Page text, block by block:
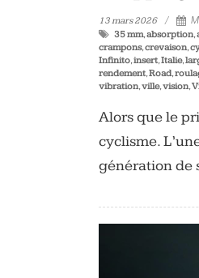
13 mars 2026
35 mm,absorption,
crampons,crevaison,
Infinito,insert,Italie,
rendement,Road,
vibration,ville,vision,
Alors que le
cyclisme.
génération de